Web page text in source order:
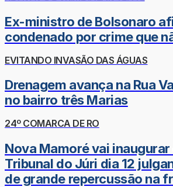
Ex-ministro de Bolsonaro
condenado por crime que
EVITANDO INVASÃO DAS ÁGUAS
Drenagem avança na Rua
no bairro três Marias
24º COMARCA DE RO
Nova Mamoré vai inaugurar
Tribunal do Júri dia 12
de grande repercussão na